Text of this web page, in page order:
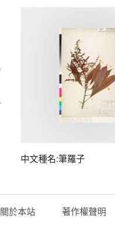
中文種名:筆羅子
關於本站 著作權聲明